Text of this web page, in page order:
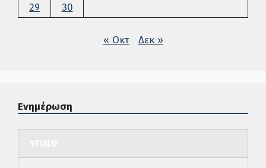
29
30
« Οκτ Δεκ »
Ενημέρωση